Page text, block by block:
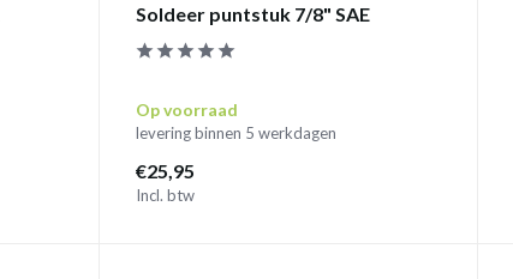
Soldeer puntstuk 7/8" SAE
Op voorraad
levering binnen 5 werkdagen
€25,95
Incl. btw